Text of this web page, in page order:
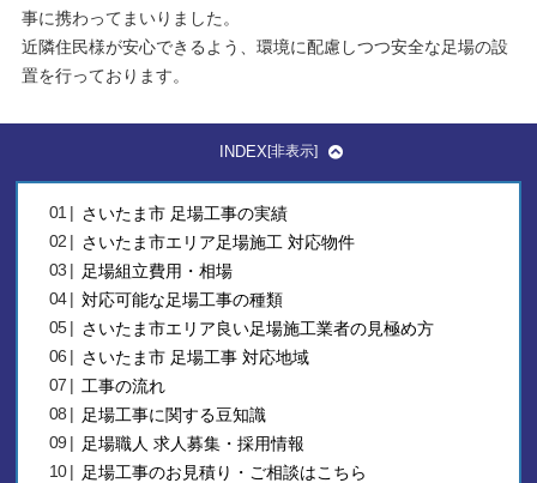
事に携わってまいりました。
近隣住民様が安心できるよう、環境に配慮しつつ安全な足場の設
置を行っております。
INDEX [非表示]
さいたま市 足場工事の実績
さいたま市エリア足場施工 対応物件
足場組立費用・相場
対応可能な足場工事の種類
さいたま市エリア良い足場施工業者の見極め方
さいたま市 足場工事 対応地域
工事の流れ
足場工事に関する豆知識
足場職人 求人募集・採用情報
足場工事のお見積り・ご相談はこちら